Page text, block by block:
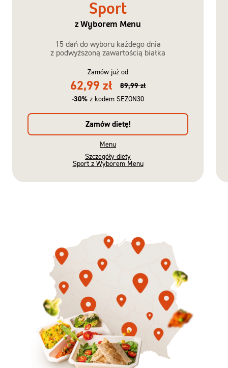
Sport
z Wyborem Menu
15 dań do wyboru każdego dnia
z podwyższoną zawartością białka
Zamów już od
62,99 zł
89,99 zł
-30% z kodem SEZON30
Zamów dietę!
Menu
Szczegóły diety
Sport z Wyborem Menu